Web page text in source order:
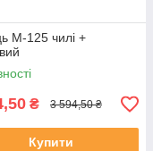
M-125 чилі +
₴ 3 594,50 ₴
Купити